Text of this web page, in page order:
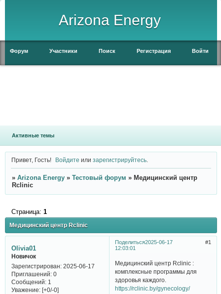
Arizona Energy
Форум Участники Поиск Регистрация Войти
Активные темы
Привет, Гость! Войдите илизарегистрируйтесь
» Arizona Energy » Тестовый форум » Медицинский центр
Rclinic
Медицинский центр Rclinic
Страница: 1
Поделиться 1
2025-06-17
12:03:01
Olivia01
Новичок
Зарегистрирован: 2025-06-17
Приглашений:0
Сообщений:1
Уважение: [+0/-0]
Медицинский центр Rclinic :
комплексные программы для
здоровья каждого.
https://rclinic.by/gynecology/